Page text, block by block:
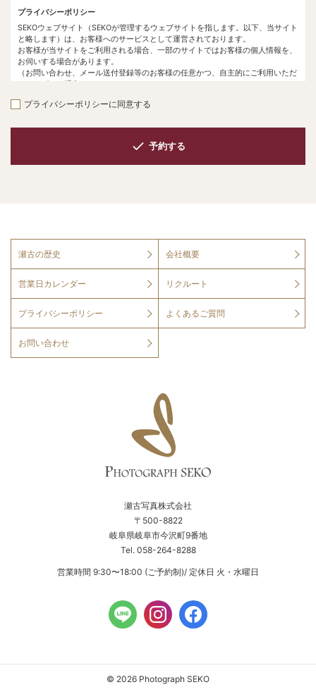
プライバシーポリシー
SEKOウェブサイト（SEKOが管理するウェブサイトを指します。以下、当サイト
と略します）は、お客様へのサービスとして運営されております。
お客様が当サイトをご利用される場合、一部のサイトではお客様の個人情報を、
お伺いする場合があります。
（お問い合わせ、メール送付登録等のお客様の任意かつ、自主的にご利用いただ
くサービスの場合）
個人情報の取得
お伺いする情報は、SEKOのサービスをご提供する際ならびに、サービスに関す
SEKOは、以下に定める場合を除き、お客様の個人情報を第三者に開示すること
個人情報を登録されたお客様ご本人から開示の請求があり、本人であると確
裁判所、検察庁、警察、税務署、弁護士会またはこれらに準じた権限を持つ
当社が行う業務の全部または一部を第三者に委託する場合
当社に対して秘密保持義務を負う者に対して開示する場合
プライバシーポリシーに同意する
予約する
瀬古の歴史 会社概要
営業日カレンダー リクルート
プライバシーポリシー よくあるご質問
お問い合わせ
瀬古写真株式会社
〒500-8822
岐阜県岐阜市今沢町9番地
Tel. 058-264-8288
営業時間 9:30〜18:00 (ご予約制)/ 定休日 火・水曜日
© 2026 Photograph SEKO